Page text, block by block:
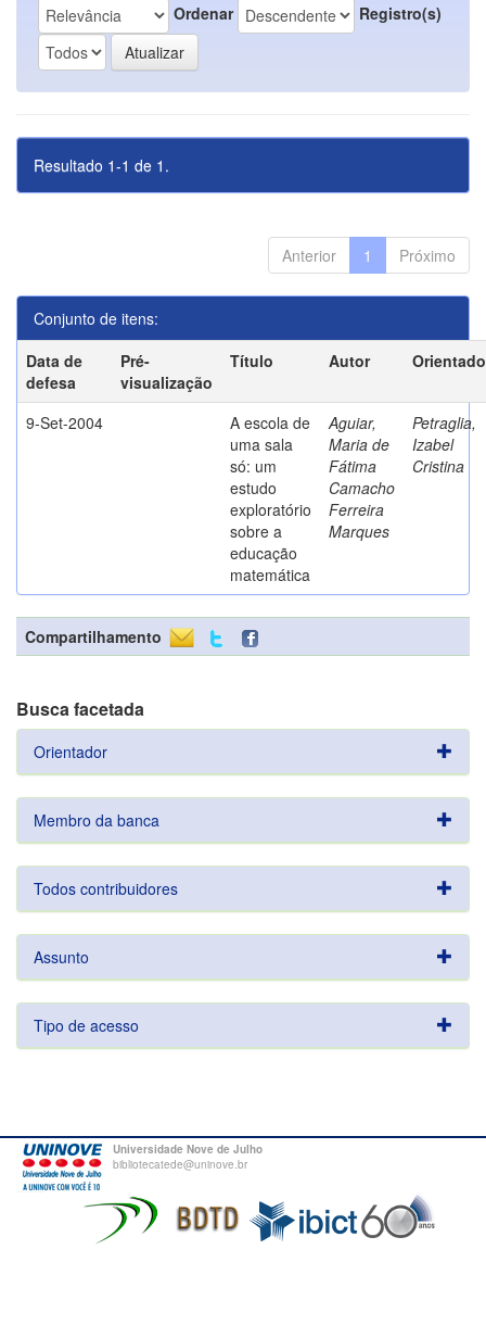
Ordenar Registro(s)
Resultado 1-1 de 1.
Anterior 1 Próximo
Conjunto de itens:
Data de
defesa
Pré-
visualização
Título Autor
9-Set-2004
A escola de
uma sala
só: um
estudo
exploratório
sobre a
educação
matemática
Aguiar,
Maria de
Fátima
Camacho
Ferreira
Marques
Petraglia,
Izabel
Cristina
Compartilhamento
Busca facetada
Orientador
Membro da banca
Todos contribuidores
Assunto
Tipo de acesso
Universidade Nove de Julho
bibliotecatede@uninove.br